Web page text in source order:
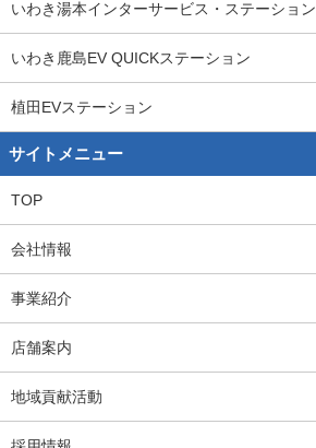
いわき湯本インターサービス・ステーション
いわき鹿島EV QUICKステーション
植田EVステーション
サイトメニュー
TOP
会社情報
事業紹介
店舗案内
地域貢献活動